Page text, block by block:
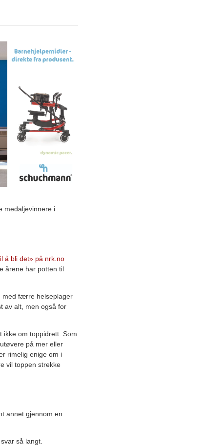
medaljevinnere i
å bli det» på nrk.no
årene har potten til
med færre helseplager
av alt, men også for
ikke om toppidrett. Som
på mer eller
rimelig enige om i
vil toppen strekke
annet gjennom en
så langt.